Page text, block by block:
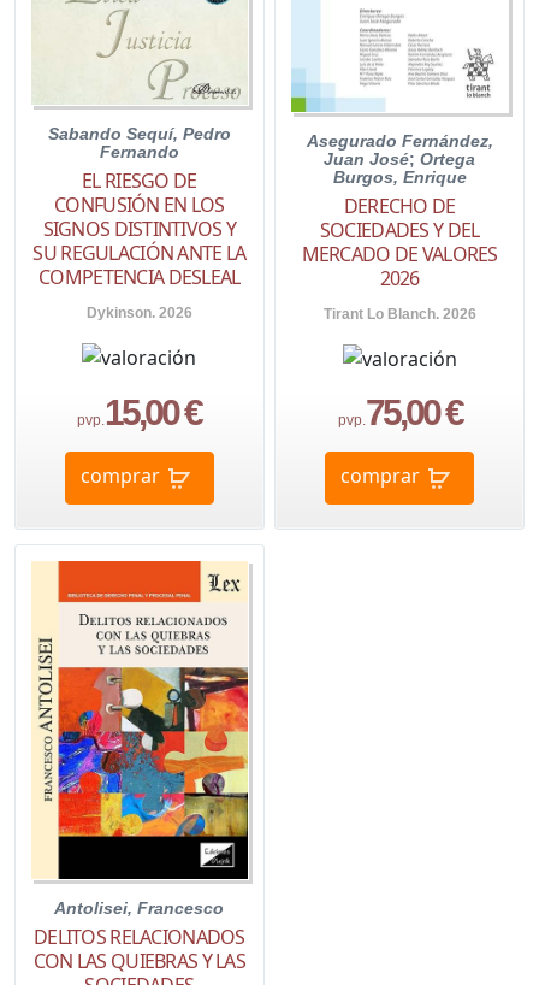
Sabando Sequí, Pedro
Fernando
EL RIESGO DE
CONFUSIÓN EN LOS
SIGNOS DISTINTIVOS Y
SU REGULACIÓN ANTE LA
COMPETENCIA DESLEAL
Dykinson. 2026
pvp.15,00 €
comprar
Asegurado Fernández,
Juan José;Ortega
Burgos, Enrique
DERECHO DE
SOCIEDADES Y DEL
MERCADO DE VALORES
2026
Tirant Lo Blanch. 2026
pvp.75,00 €
comprar
Antolisei, Francesco
DELITOS RELACIONADOS
CON LAS QUIEBRAS Y LAS